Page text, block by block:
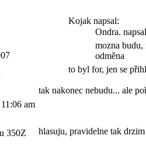
Kojak napsal:
Ondra.
mozna budu,
odměna
to byl for, jen se
tak nakonec nebudu... ale
am
350Z
hlasuju, pravidelne tak